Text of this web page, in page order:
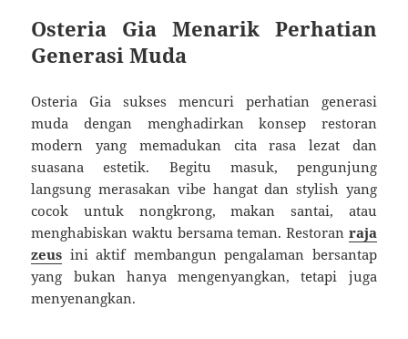
Osteria Gia Menarik Perhatian
Generasi Muda
Osteria Gia sukses mencuri perhatian generasi
muda dengan menghadirkan konsep restoran
modern yang memadukan cita rasa lezat dan
suasana estetik. Begitu masuk, pengunjung
langsung merasakan vibe hangat dan stylish yang
cocok untuk nongkrong, makan santai, atau
menghabiskan waktu bersama teman. Restoran raja
zeus ini aktif membangun pengalaman bersantap
yang bukan hanya mengenyangkan, tetapi juga
menyenangkan.